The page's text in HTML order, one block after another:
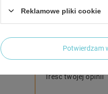
Treść twojej opinii
Reklamowe pliki cookie
Potwierdzam